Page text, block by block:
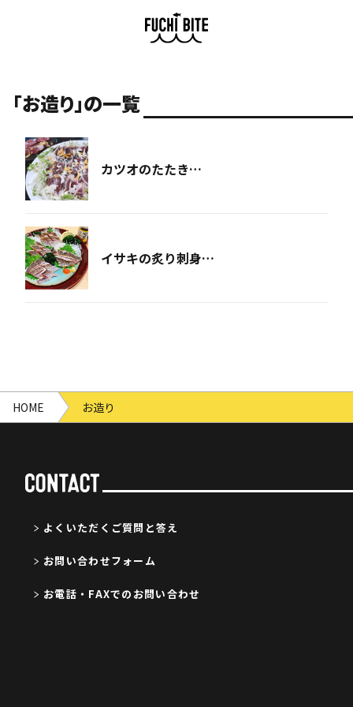
「お造り」の一覧
カツオのたたき…
イサキの炙り刺身…
HOME お造り
よくいただくご質問と答え
お問い合わせフォーム
お電話・FAXでのお問い合わせ